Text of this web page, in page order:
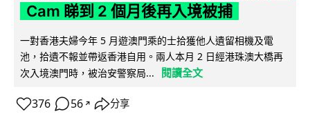
Cam 睇到 2 個月後再入境被捕
一對香港夫婦今年 5 月遊澳門乘的士拾獲他人遺留相機及電
池，拾遺不報並帶返香港自用。兩人本月 2 日經港珠澳大橋再
次入境澳門時，被治安警察局...
閱讀全文
376 56 ↗ 分享